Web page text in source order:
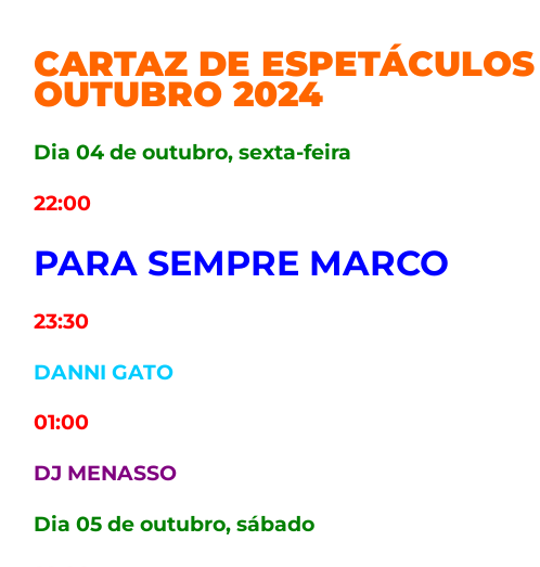
CARTAZ DE
OUTUBRO 2024
Dia 04 de outubro, sexta-feira
22:00
PARA SEMPRE MARCO
23:30
DANNI GATO
01:00
DJ MENASSO
Dia 05 de outubro, sábado